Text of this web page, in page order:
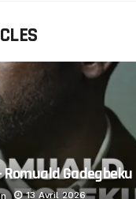
Romuald Gadegbeku
13 Avril 2026